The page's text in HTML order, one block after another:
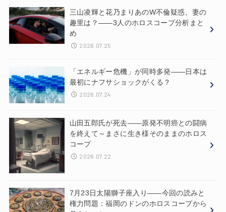
三山凌輝と花乃まりあのW不倫疑惑、妻の
趣里は？——3人のホロスコープ分析まと
め
2026.07.25
「エネルギー危機」が同時多発——日本は
最初にナフサショックがくる？
2026.07.24
山田五郎氏が死去——原発不明癌との闘病
を終えて～まさに生き様そのままのホロス
コープ
2026.07.22
7月23日太陽獅子座入り——今回の読みと
権力問題：福岡のドンのホロスコープから